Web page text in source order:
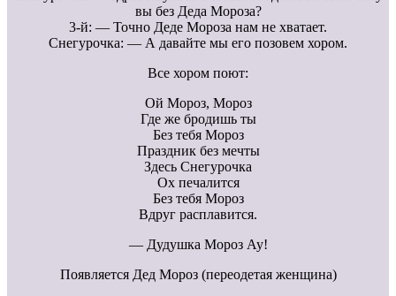
вы без Деда Мороза?
3-й: — Точно Деде Мороза нам не хватает.
Снегурочка: — А давайте мы его позовем хором.
Все хором поют:
Ой Мороз, Мороз
Где же бродишь ты
Без тебя Мороз
Праздник без мечты
Здесь Снегурочка
Ох печалится
Без тебя Мороз
Вдруг расплавится.
— Дудушка Мороз Ау!
Появляется Дед Мороз (переодетая женщина)